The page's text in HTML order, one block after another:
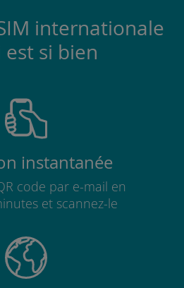
internationale
est si bien
instantanée
code par e-mail en
et scannez-le